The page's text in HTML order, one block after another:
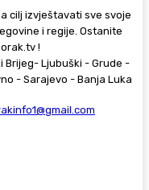
cilj izvještavati sve svoje
i regije. Ostanite
!
Brijeg- Ljubuški - Grude -
- Sarajevo - Banja Luka